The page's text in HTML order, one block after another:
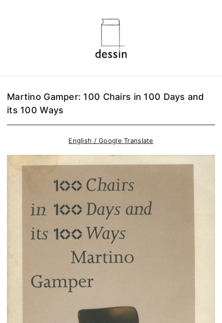
Martino Gamper: 100 Chairs in 100 Days and
its 100 Ways
English / Google Translate